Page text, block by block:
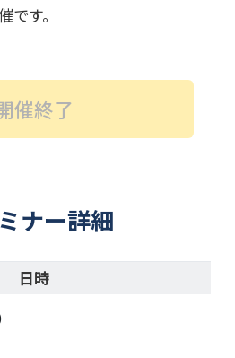
です。
催終了
ナー詳細
日時